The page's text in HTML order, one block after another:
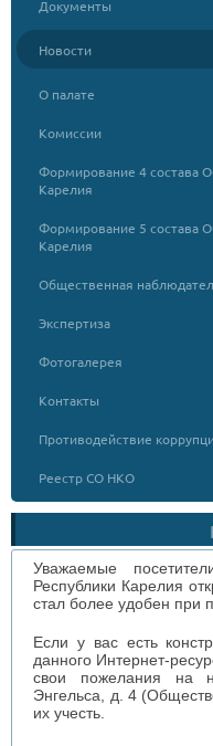
Документы
Новости
О палате
Комиссии
Формирование 4 состава
Карелия
Формирование 5 состава
Карелия
Общественная
Экспертиза
Фотогалерея
Контакты
Противодействие
Реестр СО НКО
Уважаемые
Республики Карелия
стал более удобен при
Если у вас есть
данного Интернет-
свои пожелания на
Энгельса, д. 4
их учесть.